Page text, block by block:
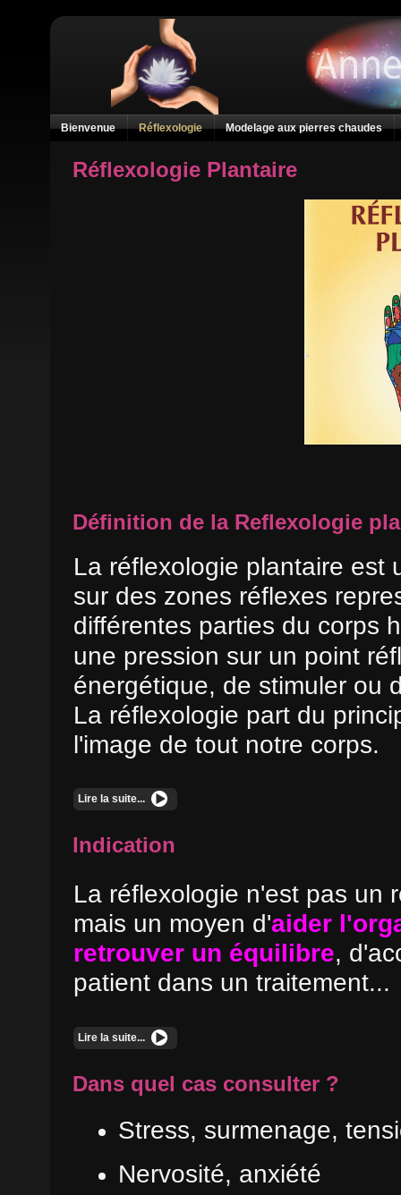
Bienvenue Réflexologie Modelage aux pierres chaudes
Réflexologie Plantaire
Définition de la Reflexologie
La réflexologie plantaire est
sur des zones réflexes
différentes parties du corps
une pression sur un point
énergétique, de stimuler ou
La réflexologie part du
l'image de tout notre corps.
Lire la suite...
Indication
La réflexologie n'est pas un
mais un moyen d'aider
retrouver un équilibre,
patient dans un traitement...
Lire la suite...
Dans quel cas consulter ?
Stress, surmenage,
Nervosité, anxiété